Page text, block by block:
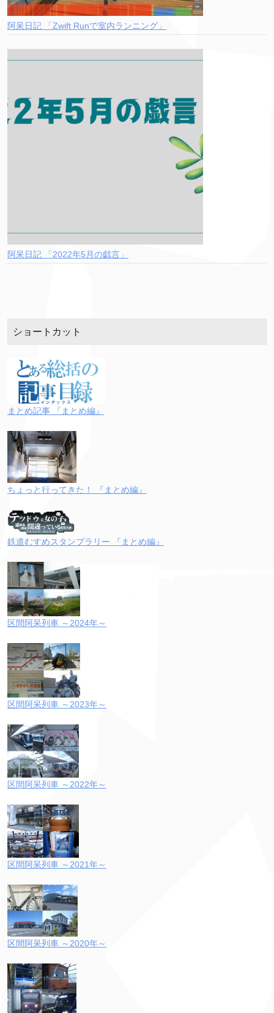
阿呆日記 「Zwift Runで室内ランニング」
阿呆日記 「2022年5月の戯言」
ショートカット
まとめ記事 『まとめ編』
ちょっと行ってきた！ 『まとめ編』
鉄道むすめスタンプラリー 『まとめ編』
区間阿呆列車 ～2024年～
区間阿呆列車 ～2023年～
区間阿呆列車 ～2022年～
区間阿呆列車 ～2021年～
区間阿呆列車 ～2020年～